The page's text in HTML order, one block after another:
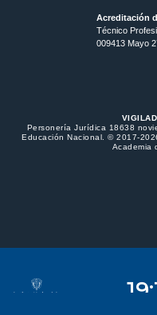
Acreditación
Técnico
009413 Mayo
Personería Jurídica 18638
Educación Nacional. © 2017-
Academia